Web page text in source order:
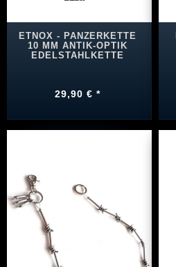
ETNOX - PANZERKETTE
10 MM ANTIK-OPTIK
EDELSTAHLKETTE
29,90 € *